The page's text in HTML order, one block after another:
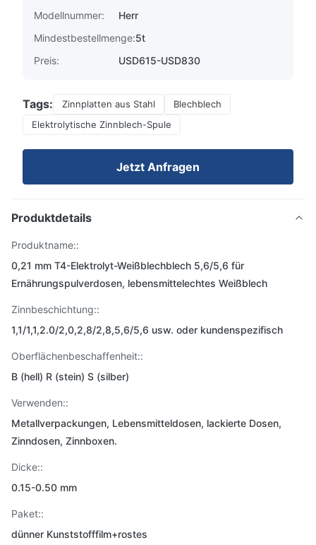
Modellnummer:
Herr
Mindestbestellmenge:5t
Preis:
USD615-USD830
Tags: Zinnplatten aus Stahl
Blechblech
Elektrolytische Zinnblech-Spule
Jetzt Anfragen
Produktdetails
Produktname::
0,21 mm T4-Elektrolyt-Weißblechblech 5,6/5,6 für
Ernährungspulverdosen, lebensmittelechtes Weißblech
Zinnbeschichtung::
1,1/1,1,2.0/2,0,2,8/2,8,5,6/5,6 usw. oder kundenspezifisch
Oberflächenbeschaffenheit::
B (hell) R (stein) S (silber)
Verwenden::
Metallverpackungen, Lebensmitteldosen, lackierte Dosen,
Zinndosen, Zinnboxen.
Dicke::
0.15-0.50 mm
Paket::
dünner Kunststofffilm+rostes